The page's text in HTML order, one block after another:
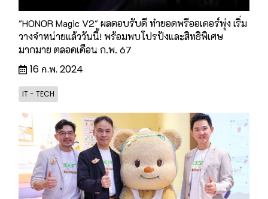
"HONOR Magic V2" ผลตอบรับดี ทำยอดพรีออเดอร์พุ่ง เริ่ม
วางจำหน่ายแล้ววันนี้! พร้อมพบโปรปังและสิทธิพิเศษ
มากมาย ตลอดเดือน ก.พ. 67
16 ก.พ. 2024
IT - TECH